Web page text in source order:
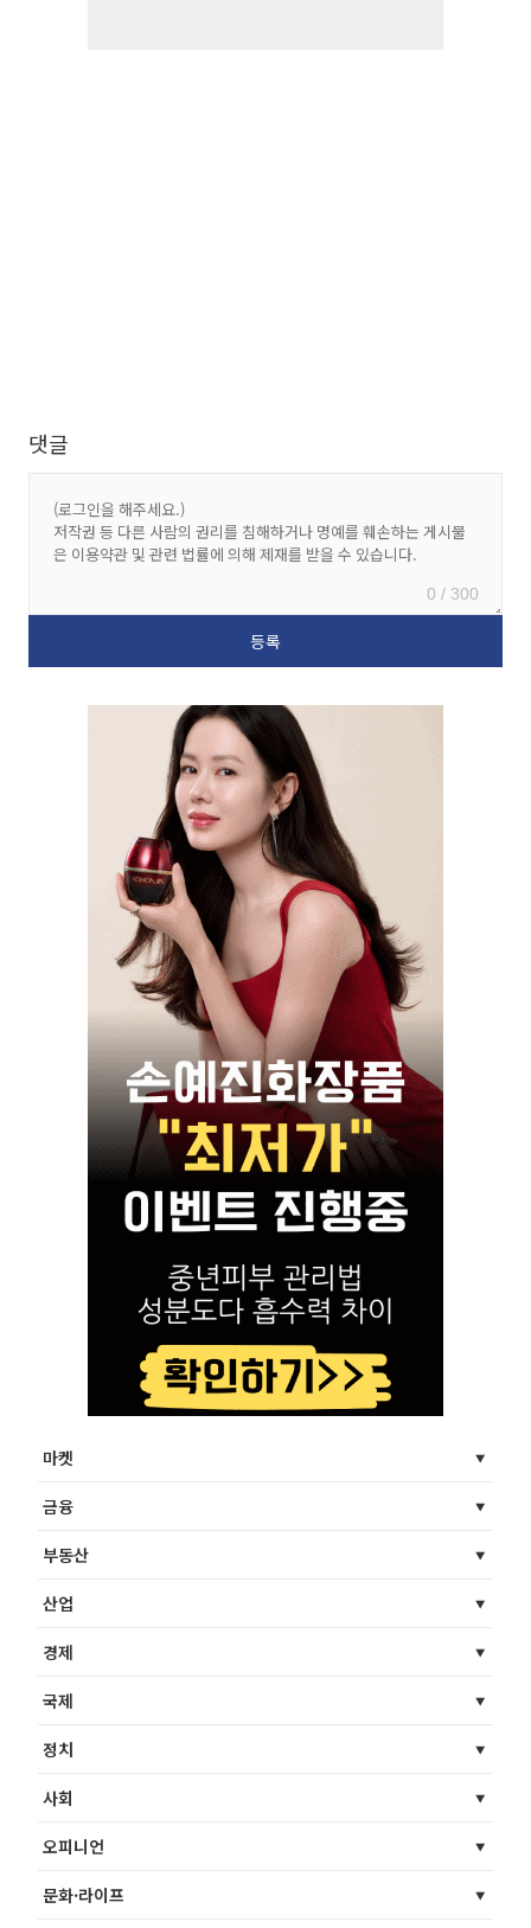
댓글
0 / 300
마켓
금융
부동산
산업
경제
국제
정치
사회
오피니언
문화·라이프